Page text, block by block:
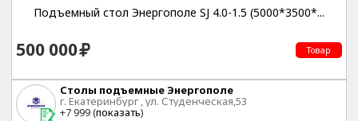
Подъемный стол Энергополе SJ 4.0-1.5 (5000*3500*...
500 000 Товар
Столы подъемные Энергополе
г. Екатеринбург , ул. Студенческая,53
+7 999 (показать)